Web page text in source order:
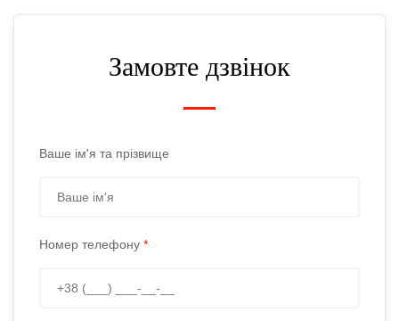
Замовте дзвінок
Ваше ім'я та прізвище
Номер телефону *